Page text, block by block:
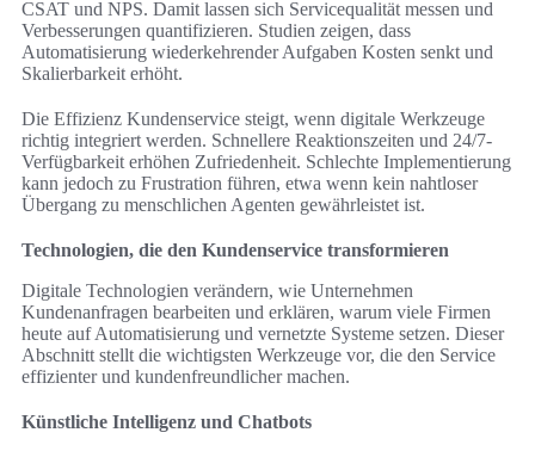
CSAT und NPS. Damit lassen sich Servicequalität messen und
Verbesserungen quantifizieren. Studien zeigen, dass
Automatisierung wiederkehrender Aufgaben Kosten senkt und
Skalierbarkeit erhöht.
Die Effizienz Kundenservice steigt, wenn digitale Werkzeuge
richtig integriert werden. Schnellere Reaktionszeiten und 24/7-
Verfügbarkeit erhöhen Zufriedenheit. Schlechte Implementierung
kann jedoch zu Frustration führen, etwa wenn kein nahtloser
Übergang zu menschlichen Agenten gewährleistet ist.
Technologien, die den Kundenservice transformieren
Digitale Technologien verändern, wie Unternehmen
Kundenanfragen bearbeiten und erklären, warum viele Firmen
heute auf Automatisierung und vernetzte Systeme setzen. Dieser
Abschnitt stellt die wichtigsten Werkzeuge vor, die den Service
effizienter und kundenfreundlicher machen.
Künstliche Intelligenz und Chatbots